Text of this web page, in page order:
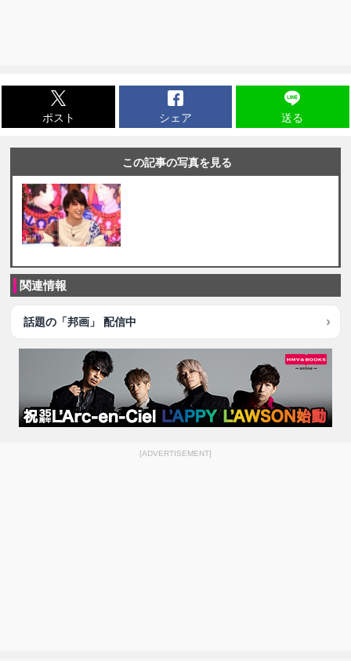
ポスト シェア 送る
この記事の写真を見る
関連情報
話題の「邦画」 配信中
[ADVERTISEMENT]